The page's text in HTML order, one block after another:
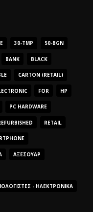
30-TMP 50-BGN
BANK BLACK
CARTON (RETAIL)
FOR HP
PC HARDWARE
RETAIL
ΑΞΕΣΟΥΆΡ
- ΗΛΕΚΤΡΟΝΙΚΆ